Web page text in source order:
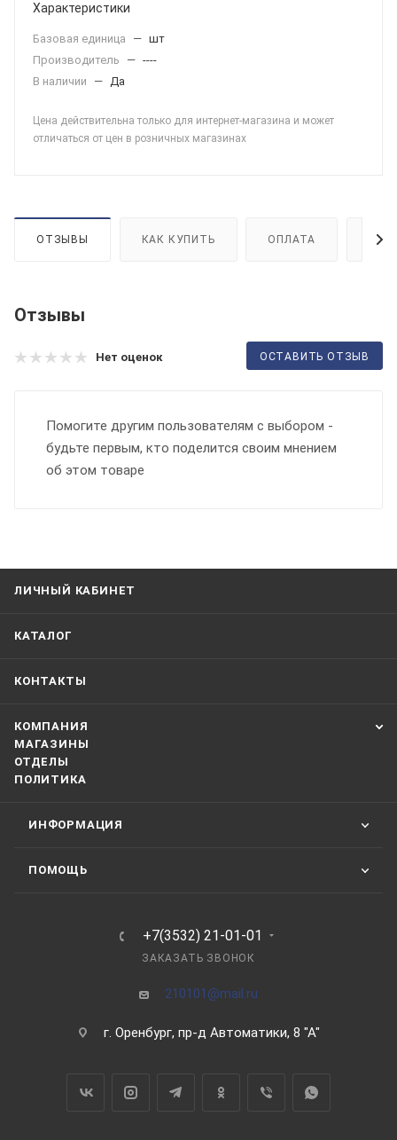
Характеристики
Базовая единица — шт
Производитель
— ----
В наличии
— Да
Цена действительна только для интернет-магазина и может
отличаться от цен в розничных магазинах
ОТЗЫВЫ КАК КУПИТЬ ОПЛАТА
Отзывы
Нет оценок ОСТАВИТЬ ОТЗЫВ
Помогите другим пользователям с выбором -
будьте первым, кто поделится своим мнением
об этом товаре
ЛИЧНЫЙ КАБИНЕТ
КАТАЛОГ
КОНТАКТЫ
КОМПАНИЯ
МАГАЗИНЫ
ОТДЕЛЫ
ПОЛИТИКА
ИНФОРМАЦИЯ
ПОМОЩЬ
+7(3532) 21-01-01
ЗАКАЗАТЬ ЗВОНОК
210101@mail.ru
г. Оренбург, пр-д Автоматики, 8 "А"